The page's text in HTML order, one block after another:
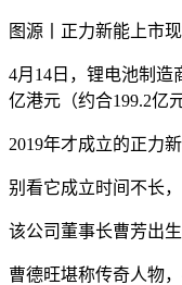
图源丨正力新能上市
4月14日，锂电池制造
亿港元（约合199.2亿
2019年才成立的正力
别看它成立时间不长
该公司董事长曹芳出
曹德旺堪称传奇人物